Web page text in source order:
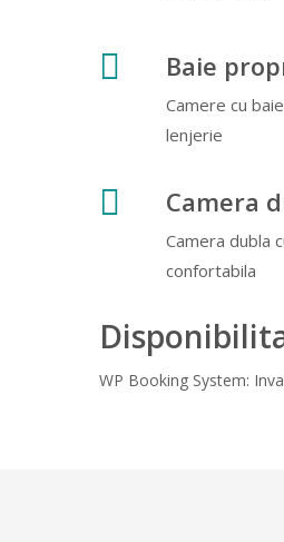
Baie
Camere cu
lenjerie
Camera
Camera dubla
confortabila
WP Booking System: